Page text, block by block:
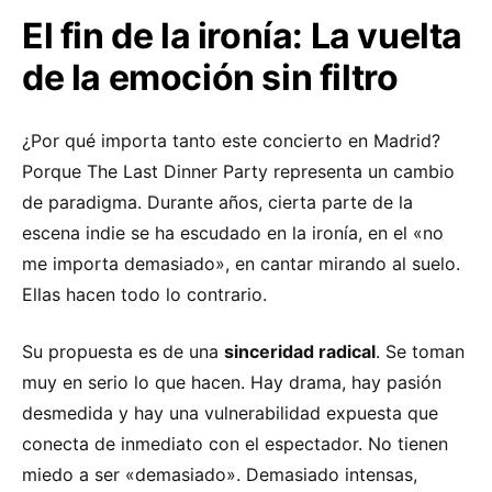
El fin de la ironía: La vuelta
de la emoción sin filtro
¿Por qué importa tanto este concierto en Madrid?
Porque The Last Dinner Party representa un cambio
de paradigma. Durante años, cierta parte de la
escena indie se ha escudado en la ironía, en el «no
me importa demasiado», en cantar mirando al suelo.
Ellas hacen todo lo contrario.
Su propuesta es de una sinceridad radical. Se toman
muy en serio lo que hacen. Hay drama, hay pasión
desmedida y hay una vulnerabilidad expuesta que
conecta de inmediato con el espectador. No tienen
miedo a ser «demasiado». Demasiado intensas,